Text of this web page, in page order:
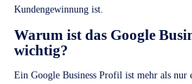
Kundengewinnung ist.
Warum ist das Google
wichtig?
Ein Google Business Profil ist mehr als nur